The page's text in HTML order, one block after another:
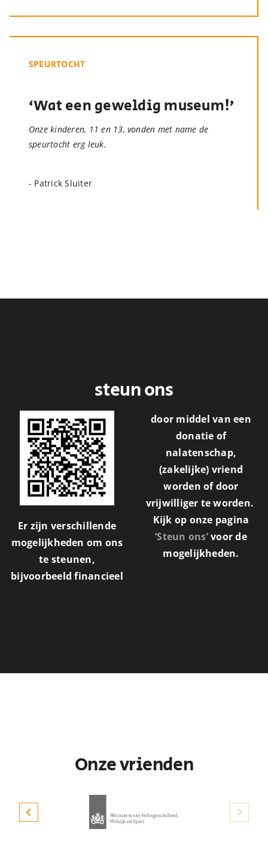
SPEURTOCHT
‘Wat een geweldig museum!’
Onze kinderen, 11 en 13, vonden met name de
speurtocht erg leuk.
- Patrick Sluiter
steun ons
Er zijn verschillende
mogelijkheden om ons
te steunen,
bijvoorbeeld financieel
door middel van een
donatie of
nalatenschap,
(zakelijke) vriend
worden of door
vrijwilliger te worden.
Kijk op onze pagina
‘Steun ons’voor de
mogelijkheden.
Onze vrienden